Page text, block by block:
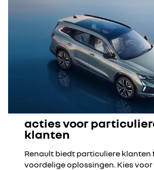
acties voor
klanten
Renault biedt particuliere klanten
voordelige oplossingen. Kies